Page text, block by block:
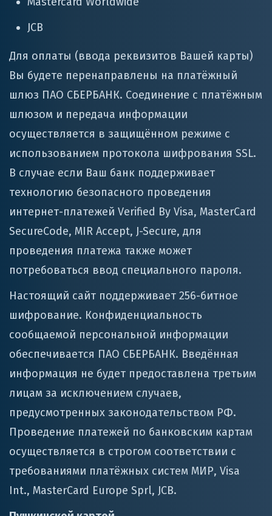
JCB
Для оплаты (ввода реквизитов Вашей карты)
Вы будете перенаправлены на платёжный
шлюз ПАО СБЕРБАНК. Соединение с платёжным
шлюзом и передача информации
осуществляется в защищённом режиме с
использованием протокола шифрования SSL.
В случае если Ваш банк поддерживает
технологию безопасного проведения
интернет-платежей Verified By Visa, MasterCard
SecureCode, MIR Accept, J-Secure, для
проведения платежа также может
потребоваться ввод специального пароля.
Настоящий сайт поддерживает 256-битное
шифрование. Конфиденциальность
сообщаемой персональной информации
обеспечивается ПАО СБЕРБАНК. Введённая
информация не будет предоставлена третьим
лицам за исключением случаев,
предусмотренных законодательством РФ.
Проведение платежей по банковским картам
осуществляется в строгом соответствии с
требованиями платёжных систем МИР, Visa
Int., MasterCard Europe Sprl, JCB.